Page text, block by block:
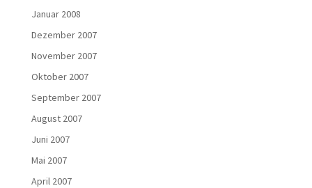
Januar 2008
Dezember 2007
November 2007
Oktober 2007
September 2007
August 2007
Juni 2007
Mai 2007
April 2007